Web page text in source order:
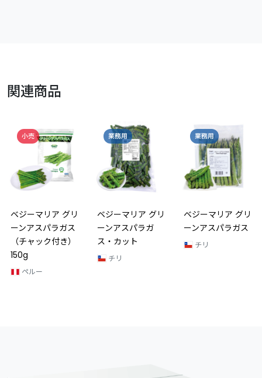
関連商品
小売
ベジーマリア グリ
ーンアスパラガス
（チャック付き）
150g
ペルー
業務用
ベジーマリア グリ
ーンアスパラガ
ス・カット
チリ
業務用
ベジーマリア グリ
ーンアスパラガス
チリ